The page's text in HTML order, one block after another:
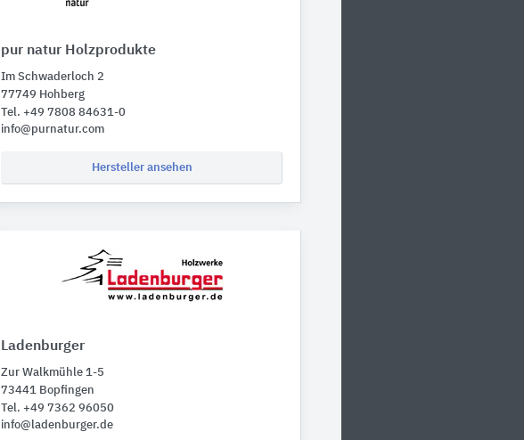
pur natur Holzprodukte
Im Schwaderloch 2
77749 Hohberg
Tel. +49 7808 84631-0
info@purnatur.com
Hersteller ansehen
Ladenburger
Zur Walkmühle 1-5
73441 Bopfingen
Tel. +49 7362 96050
info@ladenburger.de